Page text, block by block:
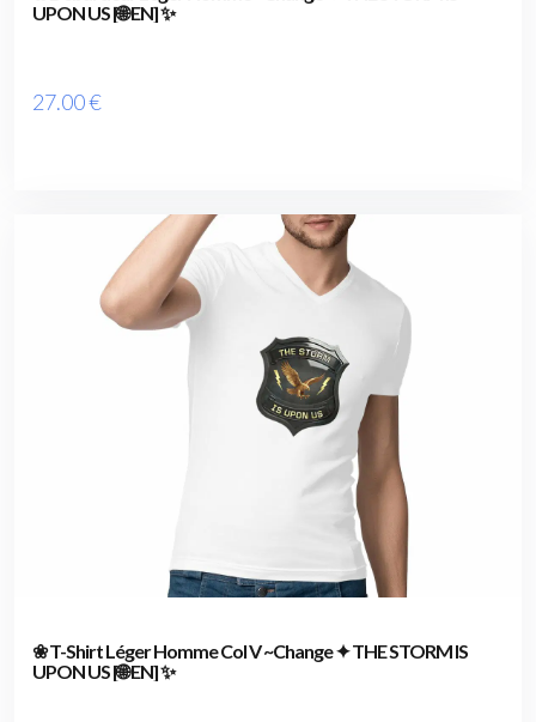
UPON US [🌐 EN] ✨
27.00€
❀ T-Shirt Léger Homme Col V ~Change ✦ THE STORM IS
UPON US [🌐 EN] ✨